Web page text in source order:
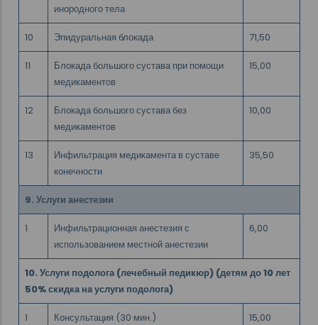
инородного тела
10 Эпидуральная блокада 71,50
11
Блокада большого сустава при помощи
медикаментов
15,00
12
Блокада большого сустава без
медикаментов
10,00
13
Инфильтрация медикамента в суставе
конечности
35,50
9. Услуги анестезии
1
Инфильтрационная анестезия с
использованием местной анестезии
6,00
10. Услуги подолога (лечебный педикюр) (детям до 10 лет
50% скидка на услуги подолога)
1 Консультация (30 мин.) 15,00